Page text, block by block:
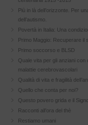
Più in là dell’orizzonte. Per
dell’autismo.
Povertà in Italia: Una
Primo Maggio: Recuperare il
Primo soccorso e BLSD
Quale vita per gli anziani
malattie cerebrovascolari
Qualità di vita e fragilità
Quello che conta per noi?
Questo povero grida e il
Racconti all’ora del thè
Restiamo umani